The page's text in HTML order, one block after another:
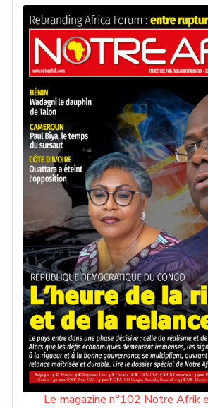
Le magazine n°102 Notre Afrik